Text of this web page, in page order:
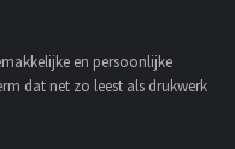
en persoonlijke
dat net zo leest als drukwerk